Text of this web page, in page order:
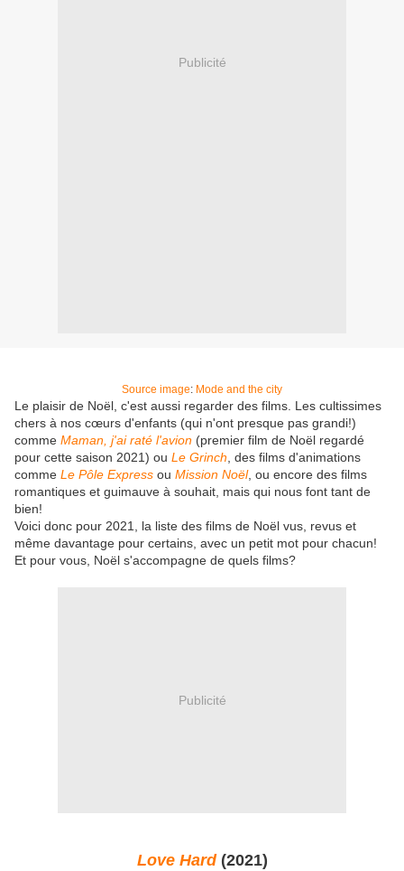
Publicité
Source image: Mode and the city
Le plaisir de Noël, c'est aussi regarder des films. Les cultissimes
chers à nos cœurs d'enfants (qui n'ont presque pas grandi!)
comme Maman, j'ai raté l'avion (premier film de Noël regardé
pour cette saison 2021) ou Le Grinch , des films d'animations
comme Le Pôle Express ou Mission Noël, ou encore des films
romantiques et guimauve à souhait, mais qui nous font tant de
bien!
Voici donc pour 2021, la liste des films de Noël vus, revus et
même davantage pour certains, avec un petit mot pour chacun!
Et pour vous, Noël s'accompagne de quels films?
Publicité
Love Hard (2021)